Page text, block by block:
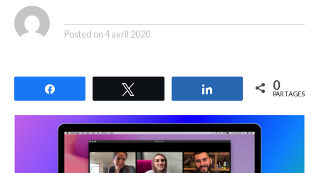
Posted on4 avril 2020
Partagez 0
PARTAGES